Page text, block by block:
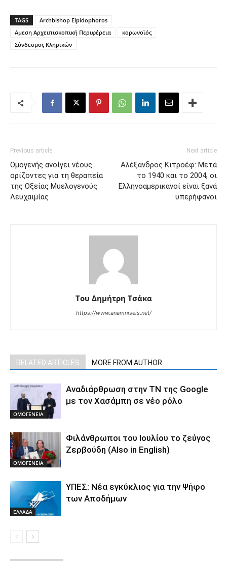
TAGS
Archbishop Elpidophoros
Αμεση Αρχειπισκοπική Περιφέρεια
κορωνοϊός
Σύνδεσμος Κληρικών
Previous article
Ομογενής ανοίγει νέους
ορίζοντες για τη θεραπεία
της Οξείας Μυελογενούς
Λευχαιμίας
Next article
Aλέξανδρος Κιτροέφ: Μετά
το 1940 και το 2004, οι
Ελληνοαμερικανοί είναι ξανά
υπερήφανοι
Του Δημήτρη Τσάκα
https://www.anamniseis.net/
RELATED ARTICLES MORE FROM AUTHOR
ΟΜΟΓΕΝΕΙΑ
Αναδιάρθρωση στην ΤΝ της Google
με τον Χασάμπη σε νέο ρόλο
ΟΜΟΓΕΝΕΙΑ
Φιλάνθρωποι του Ιουλίου το ζεύγος
Ζερβούδη (Also in English)
ΕΛΛΑΔΑ
ΥΠΕΣ: Νέα εγκύκλιος για την Ψήφο
των Αποδήμων